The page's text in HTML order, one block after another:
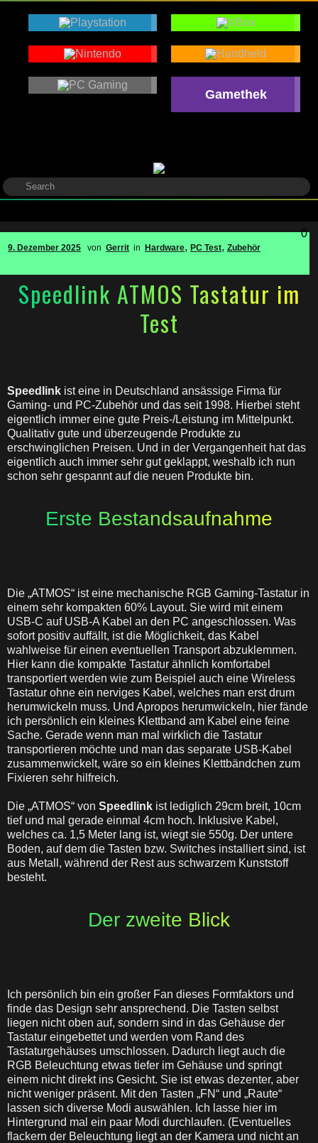
Gamethek
9. Dezember 2025 von Gerrit in Hardware, PC Test, Zubehör
0
Speedlink ATMOS Tastatur im
Test
Speedlink ist eine in Deutschland ansässige Firma für
Gaming- und PC-Zubehör und das seit 1998. Hierbei steht
eigentlich immer eine gute Preis-/Leistung im Mittelpunkt.
Qualitativ gute und überzeugende Produkte zu
erschwinglichen Preisen. Und in der Vergangenheit hat das
eigentlich auch immer sehr gut geklappt, weshalb ich nun
schon sehr gespannt auf die neuen Produkte bin.
Erste Bestandsaufnahme
Die „ATMOS“ ist eine mechanische RGB Gaming-Tastatur in
einem sehr kompakten 60% Layout. Sie wird mit einem
USB-C auf USB-A Kabel an den PC angeschlossen. Was
sofort positiv auffä llt, ist die Möglichkeit, das Kabel
wahlweise für einen eventuellen Transport abzuklemmen.
Hier kann die kompakte Tastatur ähnlich komfortabel
transportiert werden wie zum Beispiel auch eine Wireless
Tastatur ohne ein nerviges Kabel, welches man erst drum
herumwickeln muss. Und Apropos herumwickeln, hier fände
ich persönlich ein kleines Klettband am Kabel eine feine
Sache. Gerade wenn man mal wirklich die Tastatur
transportieren möchte und man das separate USB-Kabel
zusammenwickelt, wäre so ein kleines Klettbändchen zum
Fixieren sehr hilfreich.
Die „ATMOS“ von Speedlink ist lediglich 29cm breit, 10cm
tief und mal gerade einmal 4cm hoch. Inklusive Kabel,
welches ca. 1,5 Meter lang ist, wiegt sie 550g. Der untere
Boden, auf dem die Tasten bzw. Switches installiert sind, ist
aus Metall, während der Rest aus schwarzem Kunststoff
besteht.
Der zweite Blick
Ich persönlich bin ein großer Fan dieses Formfaktors und
finde das Design sehr ansprechend. Die Tasten selbst
liegen nicht oben auf, sondern sind in das Gehäuse der
Tastatur eingebettet und werden vom Rand des
Tastaturgehäuses umschlossen. Dadurch liegt auch die
RGB Beleuchtung etwas tiefer im Gehäuse und springt
einem nicht direkt ins Gesicht. Sie ist etwas dezenter, aber
nicht weniger präsent. Mit den Tasten „FN“ und „Raute“
lassen sich diverse Modi auswählen. Ich lasse hier im
Hintergrund mal ein paar Modi durchlaufen. (Eventuelles
flackern der Beleuchtung liegt an der Kamera und nicht an